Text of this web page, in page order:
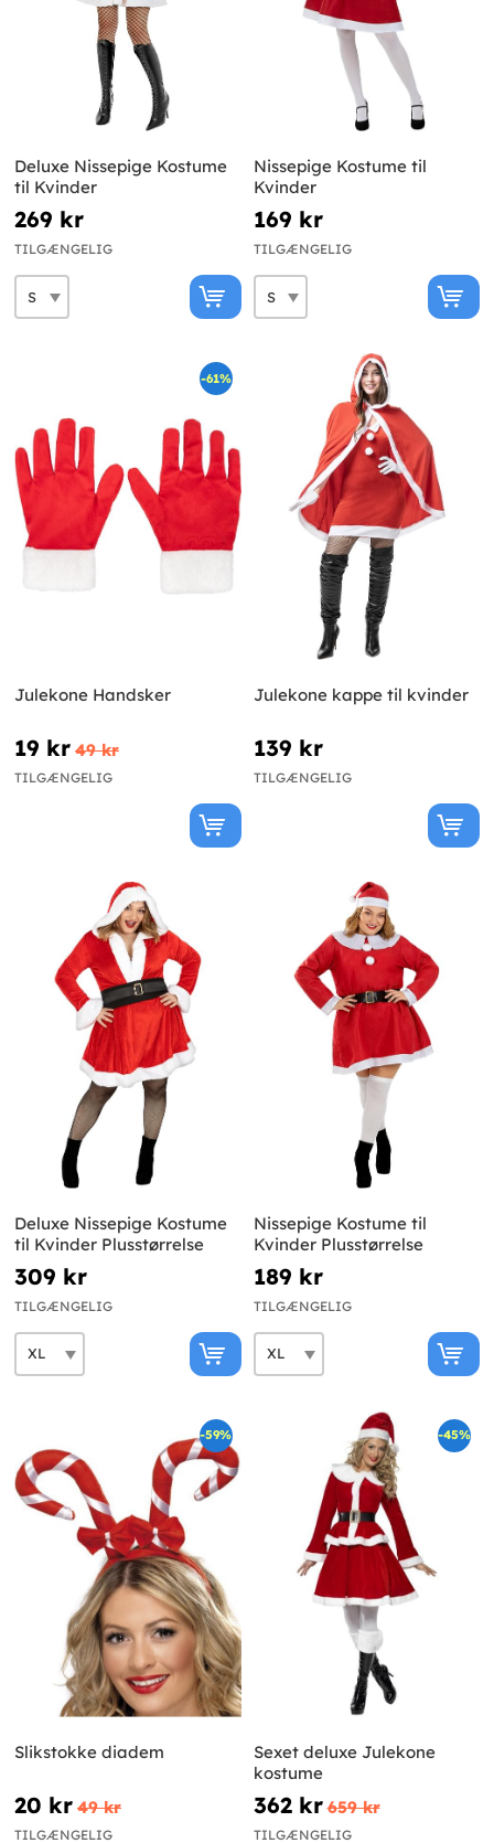
Deluxe Nissepige Kostume
til Kvinder
269 kr
TILGÆNGELIG
Nissepige Kostume til
Kvinder
169 kr
TILGÆNGELIG
-61%
Julekone Handsker
19 kr 49 kr
TILGÆNGELIG
Julekone kappe til kvinder
139 kr
TILGÆNGELIG
Deluxe Nissepige Kostume
til Kvinder Plusstørrelse
309 kr
TILGÆNGELIG
Nissepige Kostume til
Kvinder Plusstørrelse
189 kr
TILGÆNGELIG
-59%
Slikstokke diadem
20 kr 49 kr
TILGÆNGELIG
-45%
Sexet deluxe Julekone
kostume
362 kr 659 kr
TILGÆNGELIG